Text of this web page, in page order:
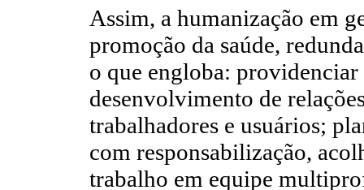
Assim, a humanização em
promoção da saúde,
o que engloba:
desenvolvimento de
trabalhadores e usuários;
com responsabilização,
trabalho em equipe